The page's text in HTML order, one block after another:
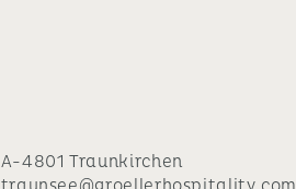
A-4801 Traunkirchen